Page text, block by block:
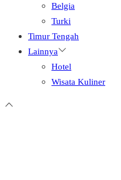
Belgia
Turki
Timur Tengah
Lainnya
Hotel
Wisata Kuliner